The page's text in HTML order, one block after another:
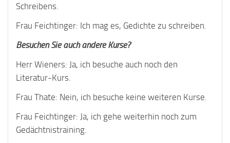
Schreibens.
Frau Feichtinger: Ich mag es, Gedichte zu schreiben.
Besuchen Sie auch andere Kurse?
Herr Wieners: Ja, ich besuche auch noch den
Literatur-Kurs.
Frau Thate: Nein, ich besuche keine weiteren Kurse.
Frau Feichtinger: Ja, ich gehe weiterhin noch zum
Gedächtnistraining.